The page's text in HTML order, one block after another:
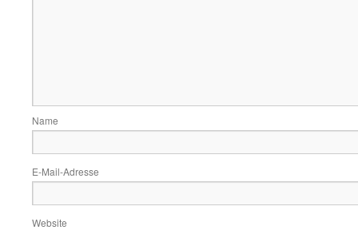
Name
E-Mail-Adresse
Website